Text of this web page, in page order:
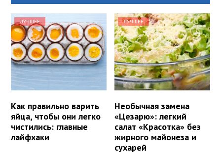
ЛУЧШЕЕ
Как правильно варить
яйца, чтобы они легко
чистились: главные
лайфхаки
ЛУЧШЕЕ
Необычная замена
«Цезарю»: легкий
салат «Красотка» без
жирного майонеза и
сухарей